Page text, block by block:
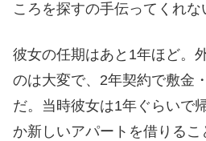
ころを探すの手伝ってくれな
彼女の任期はあと1年ほど。
のは大変で、2年契約で敷金
だ。当時彼女は1年ぐらいで
か新しいアパートを借りる